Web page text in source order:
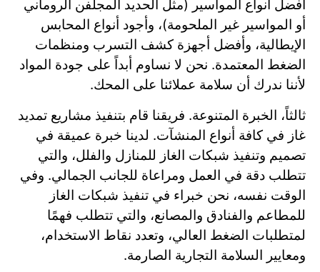
أفضل أنواع المواسير (مثل الحديد المجلفن الروماني
أو المواسير غير الملحومة)، وأجود أنواع المحابس
الإيطالية، وأفضل أجهزة كشف التسرب ومنظمات
الضغط المعتمدة. نحن لا نساوم أبداً على جودة المواد
لأننا ندرك أن سلامة عملائنا على المحك.
ثالثاً، الخبرة المتنوعة. فريقنا قام بتنفيذ مشاريع تمديد
غاز في كافة أنواع المنشآت. لدينا خبرة عميقة في
تصميم وتنفيذ شبكات الغاز للمنازل والفلل، والتي
تتطلب دقة في العمل ومراعاة للجانب الجمالي. وفي
الوقت نفسه، نحن خبراء في تنفيذ شبكات الغاز
للمطاعم والفنادق والمصانع، والتي تتطلب فهمًا
لمتطلبات الضغط العالي، وتعدد نقاط الاستخدام،
ومعايير السلامة التجارية الصارمة.